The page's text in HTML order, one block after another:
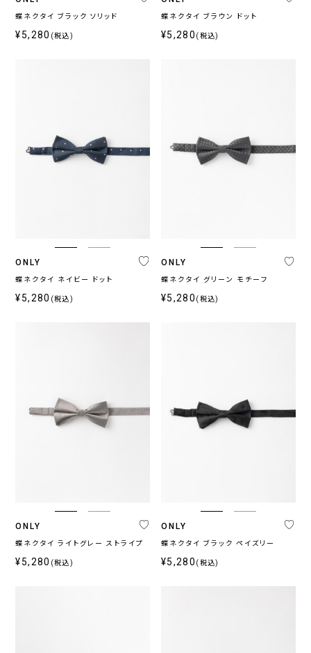
蝶ネクタイ ブラック ソリッド
¥5,280 (税込)
蝶ネクタイ ブラウン ドット
¥5,280 (税込)
ONLY
蝶ネクタイ ネイビー ドット
¥5,280 (税込)
ONLY
蝶ネクタイ グリーン モチーフ
¥5,280 (税込)
ONLY
蝶ネクタイ ライトグレー ストライプ
¥5,280 (税込)
ONLY
蝶ネクタイ ブラック ペイズリー
¥5,280 (税込)